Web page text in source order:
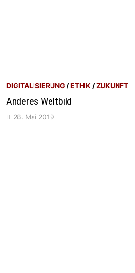
DIGITALISIERUNG /ETHIK /ZUKUNFT
Anderes Weltbild
28. Mai 2019